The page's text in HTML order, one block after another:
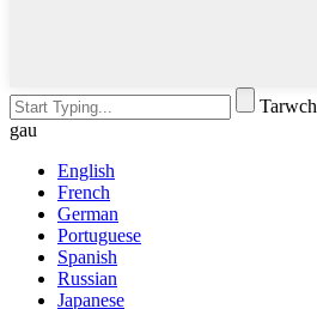
gau
English
French
German
Portuguese
Spanish
Russian
Japanese